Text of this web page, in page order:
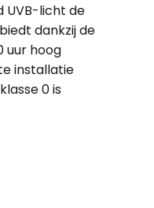
UVB-licht de
dankzij de
uur hoog
installatie
0 is